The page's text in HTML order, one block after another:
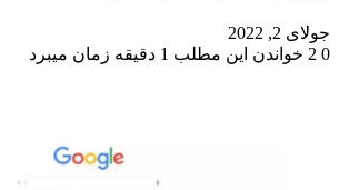
جولای 2, 2022
0
خواندن این مطلب 1 دقیقه زمان میبرد